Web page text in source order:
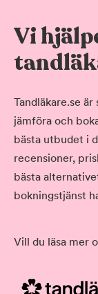
Vi
Tandläkare.se
jämföra och
bästa utbudet i
recensioner,
bästa
bokningstjänst
Vill du läsa mer